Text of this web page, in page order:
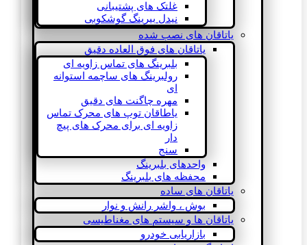
غلتک های پشتیبانی
نیدل بیرینگ گوشکوبی
یاتاقان های نصب شده
یاتاقان های فوق العاده دقیق
بلبرینگ های تماس زاویه ای
رولبرینگ های ساچمه استوانه
ای
مهره چاگنت های دقیق
یاطاقان توپ های محرک تماس
زاویه ای برای محرک های پیچ
دار
سنج
واحدهای بلبرینگ
محفظه های بلبرینگ
یاتاقان های ساده
بوش ، واشر رانش و نوار
یاتاقان ها و سیستم های مغناطیسی
بازاریابی خودرو